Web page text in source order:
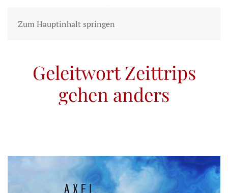
Zum Hauptinhalt springen
Geleitwort Zeittrips
gehen anders